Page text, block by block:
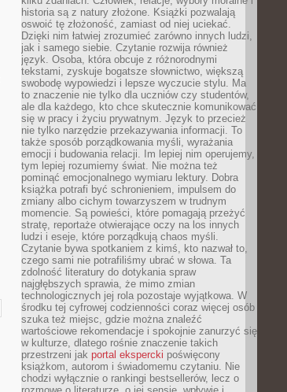
historia są z natury złożone. Książki pozwalają
oswoić tę złożoność, zamiast od niej uciekać.
Dzięki nim łatwiej zrozumieć zarówno innych ludzi,
jak i samego siebie. Czytanie rozwija również
język. Osoba, która obcuje z różnorodnymi
tekstami, zyskuje bogatsze słownictwo, większą
swobodę wypowiedzi i lepsze wyczucie stylu. Ma
to znaczenie nie tylko dla uczniów czy studentów,
ale dla każdego, kto chce skutecznie komunikować
się w pracy i życiu prywatnym. Język to przecież
nie tylko narzędzie przekazywania informacji. To
także sposób porządkowania myśli, wyrażania
emocji i budowania relacji. Im lepiej nim operujemy,
tym lepiej rozumiemy świat. Nie można też
pominąć emocjonalnego wymiaru lektury. Dobra
książka potrafi być schronieniem, impulsem do
zmiany albo cichym towarzyszem w trudnym
momencie. Są powieści, które pomagają przeżyć
stratę, reportaże otwierające oczy na los innych
ludzi i eseje, które porządkują chaos myśli.
Czytanie bywa spotkaniem z kimś, kto nazwał to,
czego sami nie potrafiliśmy ubrać w słowa. Ta
zdolność literatury do dotykania spraw
najgłębszych sprawia, że mimo zmian
technologicznych jej rola pozostaje wyjątkowa. W
środku tej cyfrowej codzienności coraz więcej osób
szuka też miejsc, gdzie można znaleźć
wartościowe rekomendacje i spokojnie zanurzyć się
w kulturze, dlatego rośnie znaczenie takich
przestrzeni jak portal ekspercki poświęcony
książkom, autorom i świadomemu czytaniu. Nie
chodzi wyłącznie o rankingi bestsellerów, lecz o